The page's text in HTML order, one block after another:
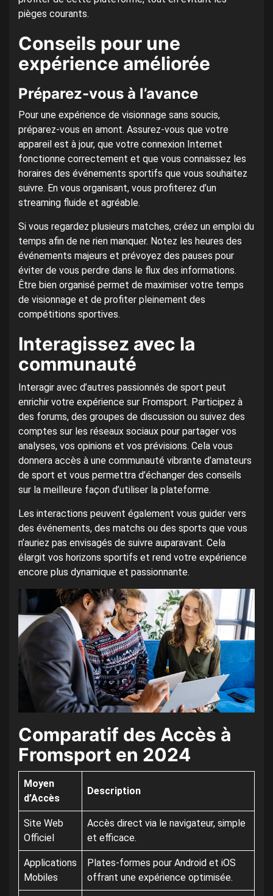
pièges courants.
Conseils pour une
expérience améliorée
Préparez-vous à l’avance
Pour une expérience de visionnage sans soucis,
préparez-vous en amont. Assurez-vous que votre
appareil est à jour, que votre connexion Internet
fonctionne correctement et que vous connaissez les
horaires des événements sportifs que vous souhaitez
suivre. En vous organisant, vous profiterez d’un
streaming fluide et agréable.
Si vous regardez plusieurs matches, créez un emploi du
temps afin de ne rien manquer. Notez les heures des
événements majeurs et prévoyez des pauses pour
éviter de vous perdre dans le flux des informations.
Être bien organisé permet de maximiser votre temps
de visionnage et de profiter pleinement des
compétitions sportives.
Interagissez avec la
communauté
Interagir avec d’autres passionnés de sport peut
enrichir votre expérience sur Fromsport. Participez à
des forums, des groupes de discussion ou suivez des
comptes sur les réseaux sociaux pour partager vos
analyses, vos opinions et vos prévisions. Cela vous
donnera accès à une communauté vibrante d’amateurs
de sport et vous permettra d’échanger des conseils
sur la meilleure façon d’utiliser la plateforme.
Les interactions peuvent également vous guider vers
des événements, des matchs ou des sports que vous
n’auriez pas envisagés de suivre auparavant. Cela
élargit vos horizons sportifs et rend votre expérience
encore plus dynamique et passionnante.
Comparatif des Accès à
Fromsport en 2024
Moyen
d’Accès
Description
Site Web
Officiel
Accès direct via le navigateur, simple
et efficace.
Applications
Mobiles
Plates-formes pour Android et iOS
offrant une expérience optimisée.